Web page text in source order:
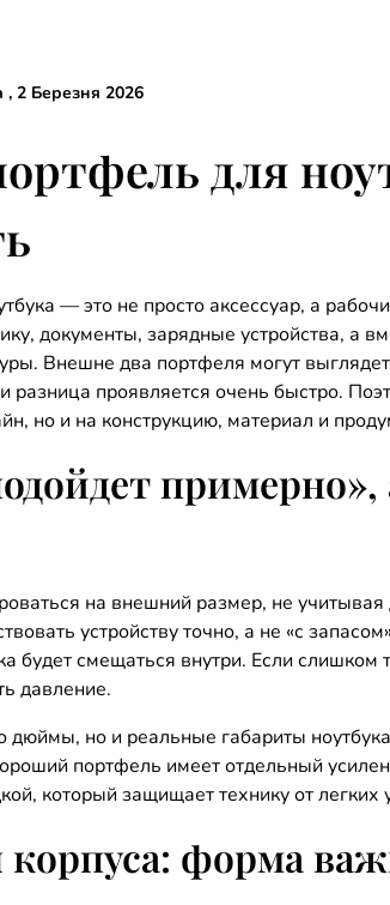
, 2 Березня 2026
для
— это не просто аксессуар, а
документы, зарядные устройства, а
Внешне два портфеля могут
разница проявляется очень быстро.
но и на конструкцию, материал и
примерно»,
на внешний размер, не учитывая
устройству точно, а не «с
будет смещаться внутри. Если слишком
давление.
дюймы, но и реальные габариты
портфель имеет отдельный
который защищает технику от легких
форма